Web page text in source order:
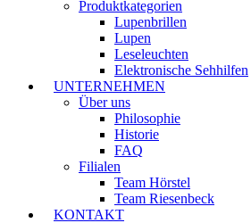
Produktkategorien
Lupenbrillen
Lupen
Leseleuchten
Elektronische Sehhilfen
UNTERNEHMEN
Über uns
Philosophie
Historie
FAQ
Filialen
Team Hörstel
Team Riesenbeck
KONTAKT